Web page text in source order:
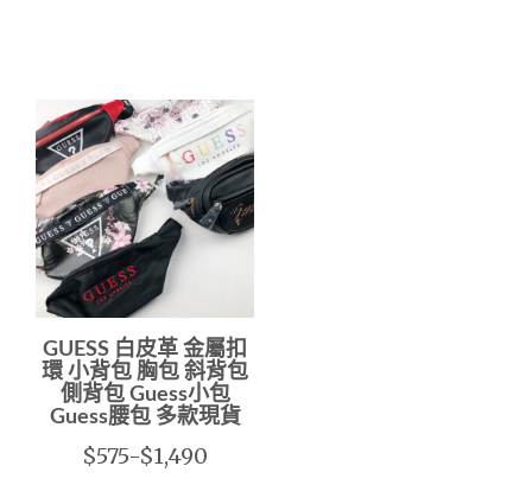
GUESS 白皮革 金屬扣
環 小背包 胸包 斜背包
側背包 Guess小包
Guess腰包 多款現貨
$575-$1,490